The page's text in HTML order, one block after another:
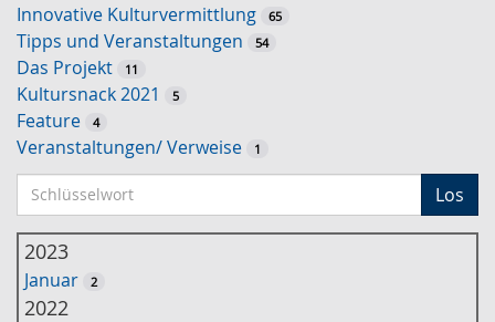
Innovative Kulturvermittlung 65
Tipps und Veranstaltungen 54
Das Projekt 11
Kultursnack 2021 5
Feature 4
Veranstaltungen/ Verweise 1
c
h
ü
Los
2023
Januar 2
2022